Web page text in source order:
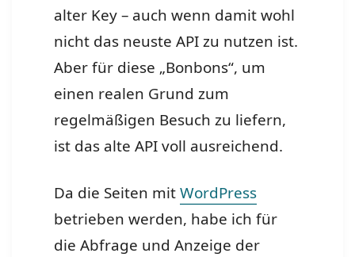
alter Key – auch wenn damit wohl
nicht das neuste API zu nutzen ist.
Aber für diese „Bonbons“, um
einen realen Grund zum
regelmäßigen Besuch zu liefern,
ist das alte API voll ausreichend.
Da die Seiten mitWordPress
betrieben werden, habe ich für
die Abfrage und Anzeige der